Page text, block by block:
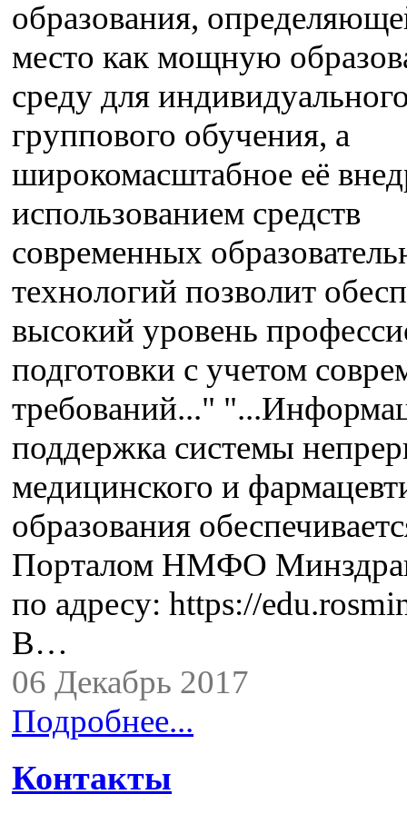
образования,
место как мощную
среду для
группового обучения, а
широкомасштабное её
использованием средств
современных
технологий позволит
высокий уровень
подготовки с учетом
требований..."
поддержка системы
медицинского и
образования
Порталом НМФО
по адресу: https://
В…
06 Декабрь 2017
Подробнее...
Контакты